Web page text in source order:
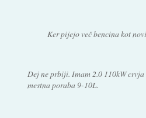
Ker pijejo več bencina kot
Dej ne prbiji. Imam 2.0 110kW
mestna poraba 9-10L.